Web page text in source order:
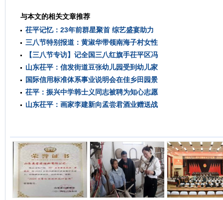
与本文的相关文章推荐
茌平记忆：23年前群星聚首 综艺盛宴助力
正三八节特别报道：黄淑华带领南海子村女性
奋 【三八节专访】记全国三八红旗手茌平区冯
官山东茌平：信发街道豆张幼儿园受到幼儿家
长国际信用标准体系事业说明会在佳乡田园景
区茌平：振兴中学韩士义同志被聘为知心志愿
服山东茌平：画家李建新向孟尝君酒业赠送战